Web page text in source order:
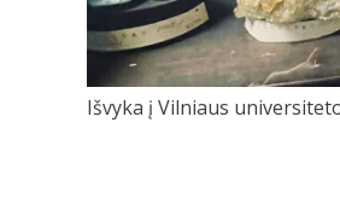
Išvyka į Vilniaus